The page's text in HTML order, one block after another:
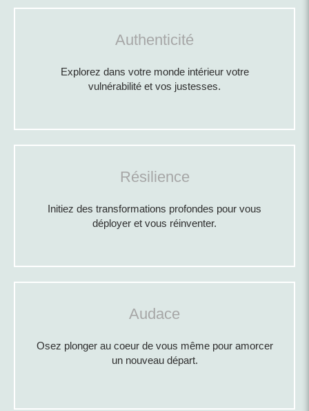
Authenticité
Explorez dans votre monde intérieur votre
vulnérabilité et vos justesses.
Résilience
Initiez des transformations profondes pour vous
déployer et vous réinventer.
Audace
Osez plonger au coeur de vous même pour amorcer
un nouveau départ.